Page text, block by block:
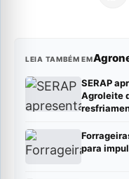
LEIA TAMBÉM EM
SERAP
Agroleite
para